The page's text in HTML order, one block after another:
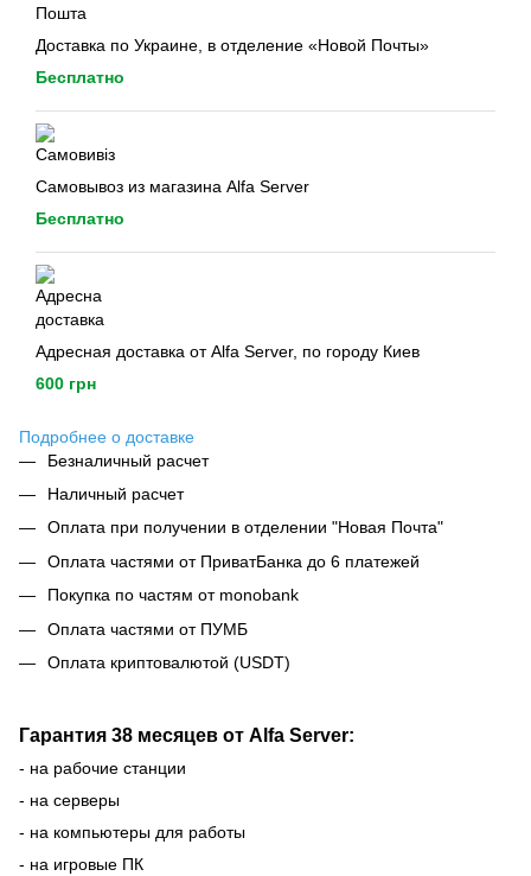
Доставка по Украине, в отделение «Новой Почты»
Бесплатно
Самовывоз из магазина Alfa Server
Бесплатно
Адресная доставка от Alfa Server, по городу Киев
600 грн
Подробнее о доставке
Безналичный расчет
Наличный расчет
Оплата при получении в отделении "Новая Почта"
Оплата частями от ПриватБанка до 6 платежей
Покупка по частям от monobank
Оплата частями от ПУМБ
Оплата криптовалютой (USDT)
Гарантия 38 месяцев от Alfa Server:
- на рабочие станции
- на серверы
- на компьютеры для работы
- на игровые ПК